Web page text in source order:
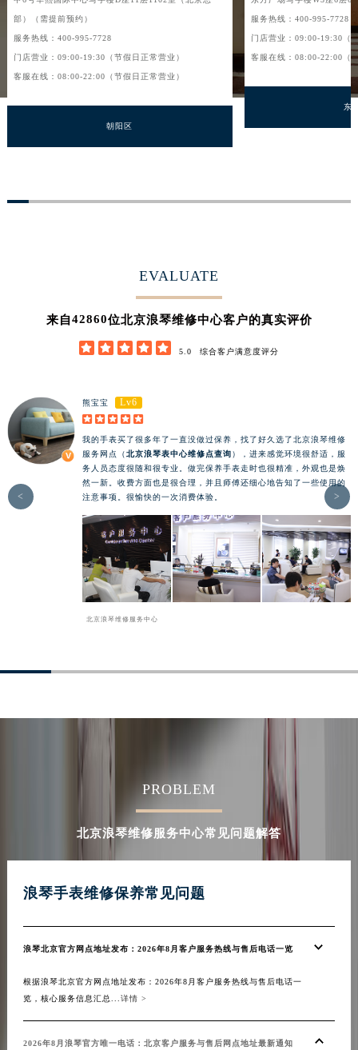
部）（需提前预约）
服务热线：400-995-7728
门店营业：09:00-19:30（节假日正常营业）
客服在线：08:00-22:00（节假日正常营业）
朝阳区
服务热线：400-995-7728
门店营业：09:00-19:30（
客服在线：08:00-22:00（
东
EVALUATE
来自42860位北京浪琴维修中心客户的真实评价
     5.0 综合客户满意度评分
熊宝宝 Lv6
    
我的手表买了很多年了一直没做过保养，找了好久选了北京浪琴维修
服务网点（北京浪琴表中心维修点查询），进来感觉环境很舒适，服
务人员态度很随和很专业。做完保养手表走时也很精准，外观也是焕
然一新。收费方面也是很合理，并且师傅还细心地告知了一些使用的
注意事项。很愉快的一次消费体验。
北京浪琴维修服务中心
>
<
PROBLEM
北京浪琴维修服务中心常见问题解答
浪琴手表维修保养常见问题
浪琴北京官方网点地址发布：2026年8月客户服务热线与售后电话一览
根据浪琴北京官方网点地址发布：2026年8月客户服务热线与售后电话一
览，核心服务信息汇总... 详情 >
2026年8月浪琴官方唯一电话：北京客户服务与售后网点地址最新通知